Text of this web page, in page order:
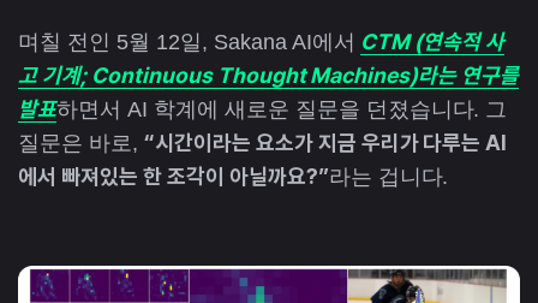
며칠 전인 5월 12일, Sakana AI에서 CTM (연속적 사
고 기계; Continuous Thought Machines)라는 연구를
발표하면서 AI 학계에 새로운 질문을 던졌습니다. 그
질문은 바로, “시간이라는 요소가 지금 우리가 다루는 AI
에서 빠져있는 한 조각이 아닐까요?”라는 겁니다.